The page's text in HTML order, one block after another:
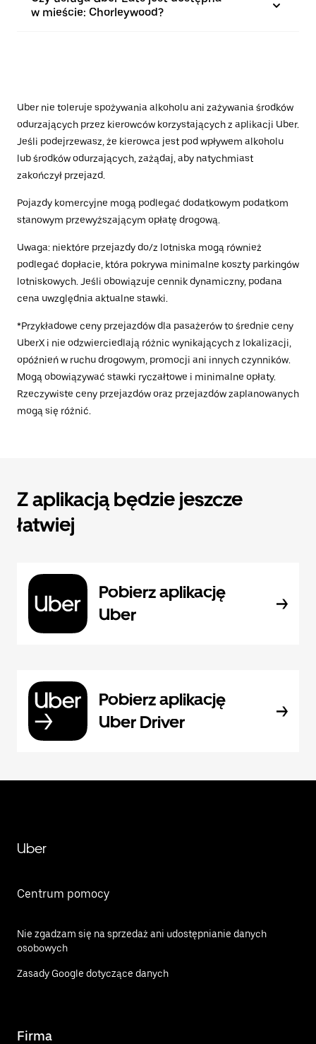
w mieście: Chorleywood?
Uber nie toleruje spożywania alkoholu ani zażywania środków
odurzających przez kierowców korzystających z aplikacji Uber.
Jeśli podejrzewasz, że kierowca jest pod wpływem alkoholu
lub środków odurzających, zażądaj, aby natychmiast
zakończył przejazd.
Pojazdy komercyjne mogą podlegać dodatkowym podatkom
stanowym przewyższającym opłatę drogową.
Uwaga: niektóre przejazdy do/z lotniska mogą również
podlegać dopłacie, która pokrywa minimalne koszty parkingów
lotniskowych. Jeśli obowiązuje cennik dynamiczny, podana
cena uwzględnia aktualne stawki.
*Przykładowe ceny przejazdów dla pasażerów to średnie ceny
UberX i nie odzwierciedlają różnic wynikających z lokalizacji,
opóźnień w ruchu drogowym, promocji ani innych czynników.
Mogą obowiązywać stawki ryczałtowe i minimalne opłaty.
Rzeczywiste ceny przejazdów oraz przejazdów zaplanowanych
mogą się różnić.
Z aplikacją będzie jeszcze
łatwiej
Pobierz aplikację
Uber
Pobierz aplikację
Uber Driver
Uber
Centrum pomocy
Nie zgadzam się na sprzedaż ani udostępnianie danych
osobowych
Zasady Google dotyczące danych
Firma